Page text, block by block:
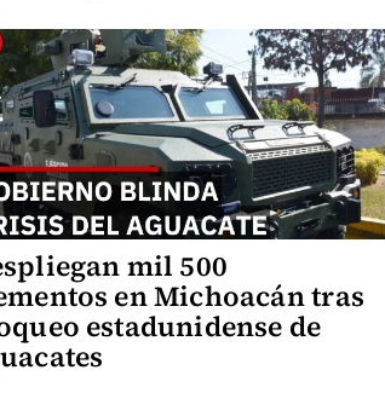
mil 500
en Michoacán tras
estadunidense de